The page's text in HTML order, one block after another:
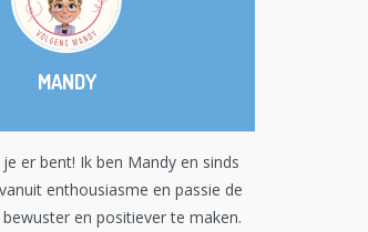
MANDY
er bent! Ik ben Mandy en sinds
enthousiasme en passie de
en positiever te maken.